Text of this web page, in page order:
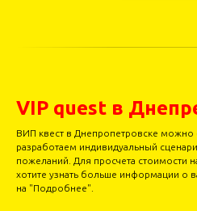
VIP quest в
ВИП квест в Днепропетровске
разработаем индивидуальный
пожеланий. Для просчета стоимости
хотите узнать больше информации о
на "Подробнее".